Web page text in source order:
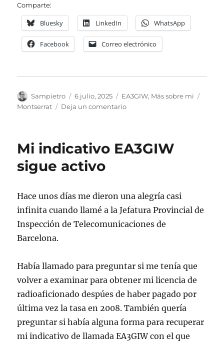
Comparte:
Bluesky LinkedIn WhatsApp
Facebook Correo electrónico
Autor
Sampietro
Publicado
el
6 julio, 2025 Categorías
EA3GIW, Más sobre mi
Montserrat
Deja un comentarioen
en
Mi indicativo EA3GIW
sigue activo
Hace unos días me dieron una alegría casi
infinita cuando llamé a la Jefatura Provincial de
Inspección de Telecomunicaciones de
Barcelona.
Había llamado para preguntar si me tenía que
volver a examinar para obtener mi licencia de
radioaficionado despúes de haber pagado por
última vez la tasa en 2008. También quería
preguntar si había alguna forma para recuperar
mi indicativo de llamada EA3GIW con el que